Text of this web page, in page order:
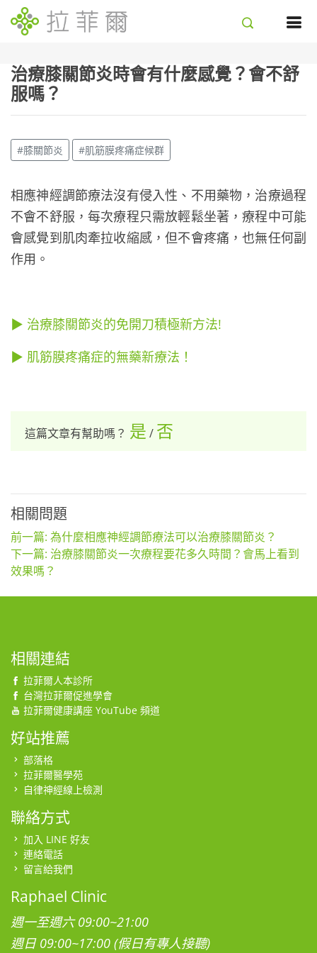
治療膝關節炎時會有什麼感覺？會不舒
服嗎？
#膝關節炎 #肌筋膜疼痛症候群
相應神經調節療法沒有侵入性、不用藥物，治療過程
不會不舒服，每次療程只需放輕鬆坐著，療程中可能
會感覺到肌肉牽拉收縮感，但不會疼痛，也無任何副
作用。
▶ 治療膝關節炎的免開刀積極新方法!
▶ 肌筋膜疼痛症的無藥新療法！
這篇文章有幫助嗎？ 是 / 否
相關問題
前一篇: 為什麼相應神經調節療法可以治療膝關節炎？
下一篇: 治療膝關節炎一次療程要花多久時間？會馬上看到
效果嗎？
相關連結
拉菲爾人本診所
台灣拉菲爾促進學會
拉菲爾健康講座 YouTube 頻道
好站推薦
部落格
拉菲爾醫學苑
自律神經線上檢測
聯絡方式
加入 LINE 好友
連絡電話
留言給我們
Raphael Clinic
週一至週六 09:00~21:00
週日 09:00~17:00 (假日有專人接聽)